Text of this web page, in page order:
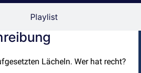
Playlist
Lächeln. Wer hat recht?